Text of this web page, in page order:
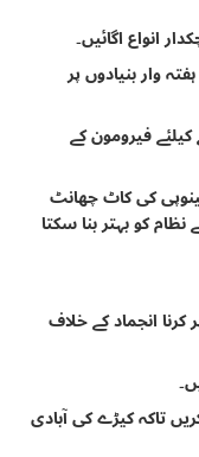
اگائیں۔
بنیادوں پر
فیرومون کے
کی کاٹ چھانٹ
بہتر بنا سکتا
کے خلاف
کیڑے کی آبادی